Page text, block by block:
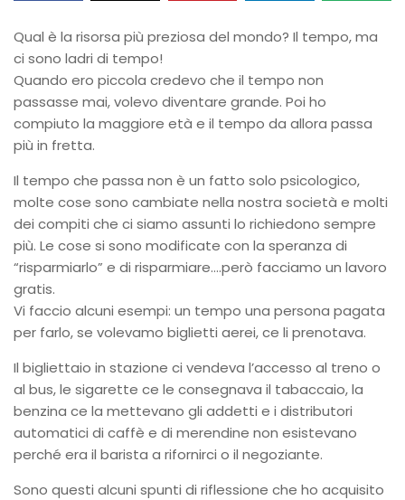
Qual è la risorsa più preziosa del mondo? Il tempo, ma
ci sono ladri di tempo!
Quando ero piccola credevo che il tempo non
passasse mai, volevo diventare grande. Poi ho
compiuto la maggiore età e il tempo da allora passa
più in fretta.
Il tempo che passa non è un fatto solo psicologico,
molte cose sono cambiate nella nostra società e molti
dei compiti che ci siamo assunti lo richiedono sempre
più. Le cose si sono modificate con la speranza di
“risparmiarlo” e di risparmiare….però facciamo un lavoro
gratis.
Vi faccio alcuni esempi: un tempo una persona pagata
per farlo, se volevamo biglietti aerei, ce li prenotava.
Il bigliettaio in stazione ci vendeva l’accesso al treno o
al bus, le sigarette ce le consegnava il tabaccaio, la
benzina ce la mettevano gli addetti e i distributori
automatici di caffè e di merendine non esistevano
perché era il barista a rifornirci o il negoziante.
Sono questi alcuni spunti di riflessione che ho acquisito